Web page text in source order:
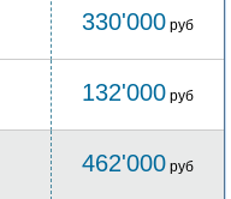
330'000 руб
132'000 руб
462'000 руб